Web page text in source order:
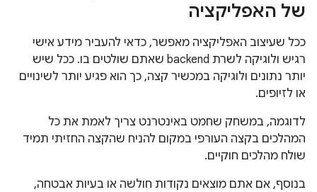
של האפליקציה
ככל שעיצוב האפליקציה מאפשר, כדאי להעביר מידע אישי
רגיש ולוגיקה לשרת backend שאתם שולטים בו. ככל שיש
יותר נתונים ולוגיקה במכשיר קצה, כך הוא פגיע יותר לשינויים
או לזיופים.
לדוגמה, במשחק שחמט באינטרנט צריך לאמת את כל
המהלכים בקצה העורפי במקום להניח שהקצה החזיתי תמיד
שולח מהלכים חוקיים.
בנוסף, אם אתם מוצאים נקודות חולשה או בעיות אבטחה,